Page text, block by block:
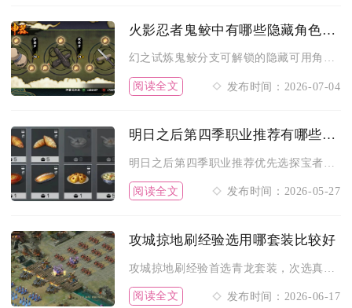
火影忍者鬼鲛中有哪些隐藏角色可使用
阅读全文 发布时间：2026-07-04
明日之后第四季职业推荐有哪些技巧
阅读全文 发布时间：2026-05-27
攻城掠地刷经验选用哪套装比较好
阅读全文 发布时间：2026-06-17